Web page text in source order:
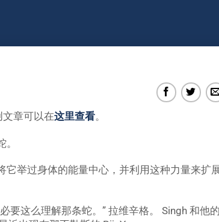
文章可以在这里查看。
它举过身体的能量中心，并利用这种力量来扩
要这么理解那条蛇。” 拉维辛格。 Singh 和他